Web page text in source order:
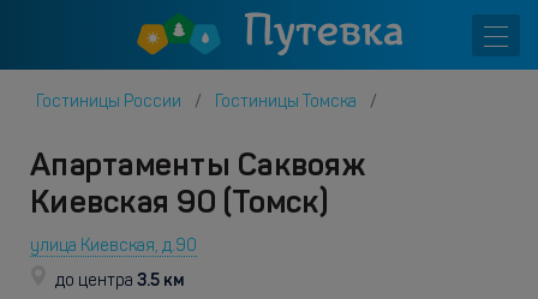
Гостиницы России Гостиницы Томска
Апартаменты Саквояж
Киевская 90 (Томск)
улица Киевская, д.90
до центра 3.5 км